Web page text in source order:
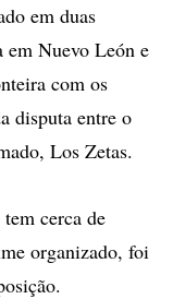
em duas
em Nuevo León e
com os
disputa entre o
Los Zetas.
cerca de
organizado, foi